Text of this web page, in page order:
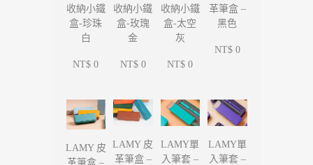
收納小鐵
盒-珍珠
白
NT$ 0
收納小鐵
盒-玫瑰
金
NT$ 0
收納小鐵
盒-太空
灰
NT$ 0
革筆盒 –
黑色
NT$ 0
LAMY 皮
革筆盒 –
LAMY 皮
革筆盒 –
LAMY單
入筆套 –
LAMY單
入筆套 –